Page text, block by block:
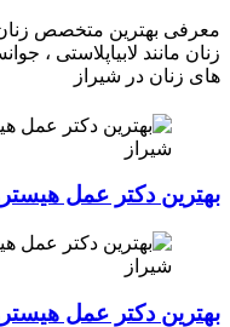
معرفی بهترین متخصص زنان
زنان مانند لابیاپلاستی ،
های زنان در شیراز
بهترین دکتر عمل
بهترین دکتر عمل